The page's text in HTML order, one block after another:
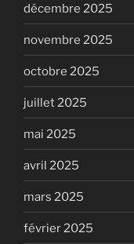
décembre 2025
novembre 2025
octobre 2025
juillet 2025
mai 2025
avril 2025
mars 2025
février 2025